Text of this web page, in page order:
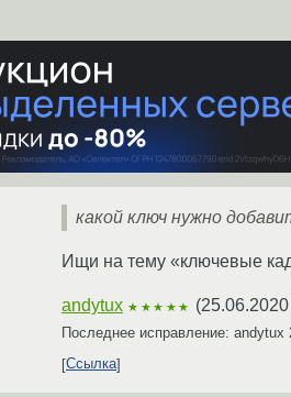
какой ключ нужно
Ищи на тему «ключевые
andytux ★★★★★ (
Последнее исправление: andytux
Ссылка